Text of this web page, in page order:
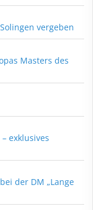
vergeben
Masters des
exklusives
der DM „Lange